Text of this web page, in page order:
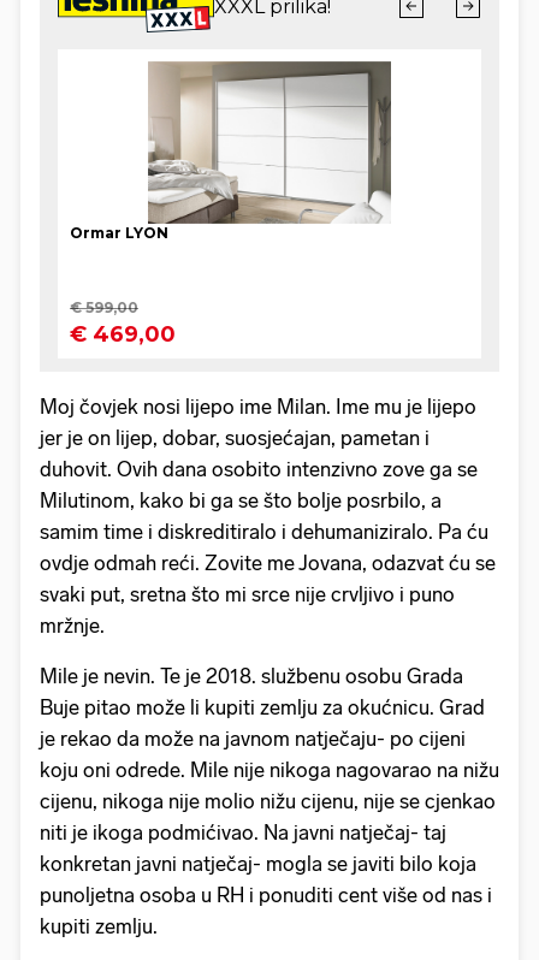
Moj čovjek nosi lijepo ime Milan. Ime mu je lijepo
jer je on lijep, dobar, suosjećajan, pametan i
duhovit. Ovih dana osobito intenzivno zove ga se
Milutinom, kako bi ga se što bolje posrbilo, a
samim time i diskreditiralo i dehumaniziralo. Pa ću
ovdje odmah reći. Zovite me Jovana, odazvat ću se
svaki put, sretna što mi srce nije crvljivo i puno
mržnje.
Mile je nevin. Te je 2018. službenu osobu Grada
Buje pitao može li kupiti zemlju za okućnicu. Grad
je rekao da može na javnom natječaju- po cijeni
koju oni odrede. Mile nije nikoga nagovarao na nižu
cijenu, nikoga nije molio nižu cijenu, nije se cjenkao
niti je ikoga podmićivao. Na javni natječaj- taj
konkretan javni natječaj- mogla se javiti bilo koja
punoljetna osoba u RH i ponuditi cent više od nas i
kupiti zemlju.